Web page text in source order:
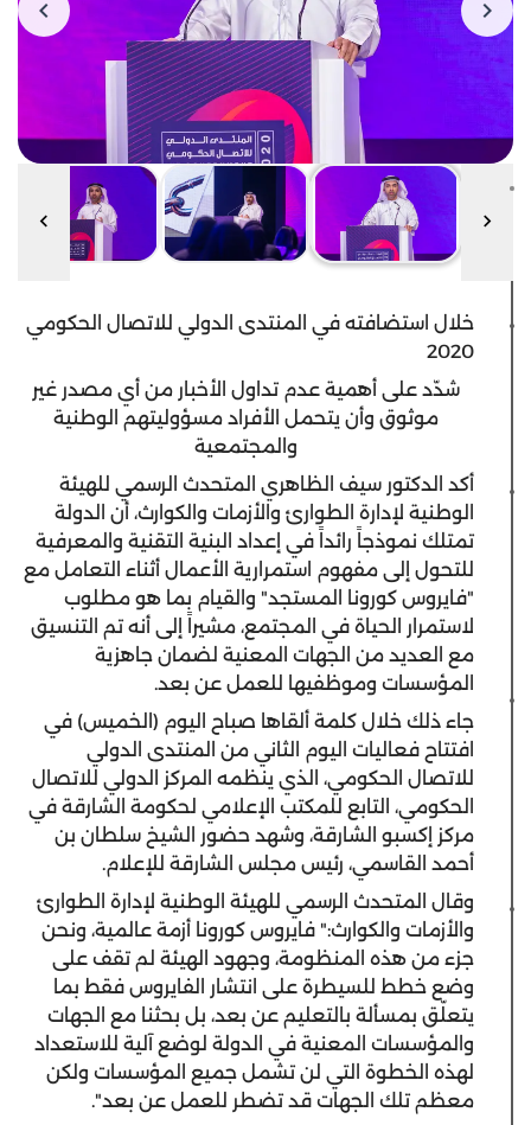
خلال استضافته في المنتدى الدولي للاتصال الحكومي
2020
شدّد على أهمية عدم تداول الأخبار من أي مصدر غير
موثوق وأن يتحمل الأفراد مسؤوليتهم الوطنية
والمجتمعية
أكد الدكتور سيف الظاهري المتحدث الرسمي للهيئة
الوطنية لإدارة الطوارئ والأزمات والكوارث، أن الدولة
تمتلك نموذجاً رائداً في إعداد البنية التقنية والمعرفية
للتحول إلى مفهوم استمرارية الأعمال أثناء التعامل مع
"فايروس كورونا المستجد" والقيام بما هو مطلوب
لاستمرار الحياة في المجتمع، مشيراً إلى أنه تم التنسيق
مع العديد من الجهات المعنية لضمان جاهزية
المؤسسات وموظفيها للعمل عن بعد.
جاء ذلك خلال كلمة ألقاها صباح اليوم (الخميس) في
افتتاح فعاليات اليوم الثاني من المنتدى الدولي
للاتصال الحكومي، الذي ينظمه المركز الدولي للاتصال
الحكومي، التابع للمكتب الإعلامي لحكومة الشارقة في
مركز إكسبو الشارقة، وشهد حضور الشيخ سلطان بن
أحمد القاسمي، رئيس مجلس الشارقة للإعلام.
وقال المتحدث الرسمي للهيئة الوطنية لإدارة الطوارئ
والأزمات والكوارث:" فايروس كورونا أزمة عالمية، ونحن
جزء من هذه المنظومة، وجهود الهيئة لم تقف على
وضع خطط للسيطرة على انتشار الفايروس فقط بما
يتعلّق بمسألة بالتعليم عن بعد، بل بحثنا مع الجهات
والمؤسسات المعنية في الدولة لوضع آلية للاستعداد
لهذه الخطوة التي لن تشمل جميع المؤسسات ولكن
معظم تلك الجهات قد تضطر للعمل عن بعد".